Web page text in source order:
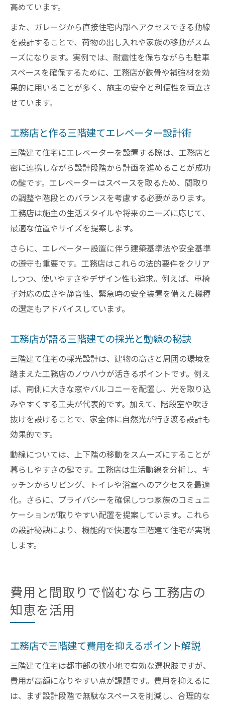
高めています。
また、ガレージから直接住宅内部へアクセスできる動線
を設計することで、荷物の出し入れや家族の移動がスム
ーズになります。実例では、耐震性を保ちながらも駐車
スペースを確保するために、工務店が鉄骨や補強材を効
果的に用いることが多く、施主の安全と利便性を両立さ
せています。
工務店と作る三階建てエレベーター設計術
三階建て住宅にエレベーターを設置する際は、工務店と
密に連携しながら設計段階から計画を進めることが成功
の鍵です。エレベーターはスペースを取るため、間取り
の調整や階段とのバランスを考慮する必要があります。
工務店は施主の生活スタイルや将来のニーズに応じて、
最適な位置やサイズを提案します。
さらに、エレベーター設置に伴う建築基準法や安全基準
の遵守も重要です。工務店はこれらの法的要件をクリア
しつつ、使いやすさやデザイン性も追求。例えば、車椅
子対応の広さや静音性、緊急時の安全装置を備えた機種
の選定もアドバイスしています。
工務店が語る三階建ての採光と動線の秘訣
三階建て住宅の採光設計は、建物の高さと周囲の環境を
踏まえた工務店のノウハウが活きるポイントです。例え
ば、南側に大きな窓やバルコニーを配置し、光を取り込
みやすくする工夫が代表的です。加えて、階段室や吹き
抜けを設けることで、家全体に自然光が行き渡る設計も
効果的です。
動線については、上下階の移動をスムーズにすることが
暮らしやすさの鍵です。工務店は生活動線を分析し、キ
ッチンからリビング、トイレや浴室へのアクセスを最適
化。さらに、プライバシーを確保しつつ家族のコミュニ
ケーションが取りやすい配置を提案しています。これら
の設計秘訣により、機能的で快適な三階建て住宅が実現
します。
費用と間取りで悩むなら工務店の
知恵を活用
工務店で三階建て費用を抑えるポイント解説
三階建て住宅は都市部の狭小地で有効な選択肢ですが、
費用が高額になりやすい点が課題です。費用を抑えるに
は、まず設計段階で無駄なスペースを削減し、合理的な